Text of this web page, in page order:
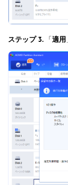
ステップ 3. 「適用